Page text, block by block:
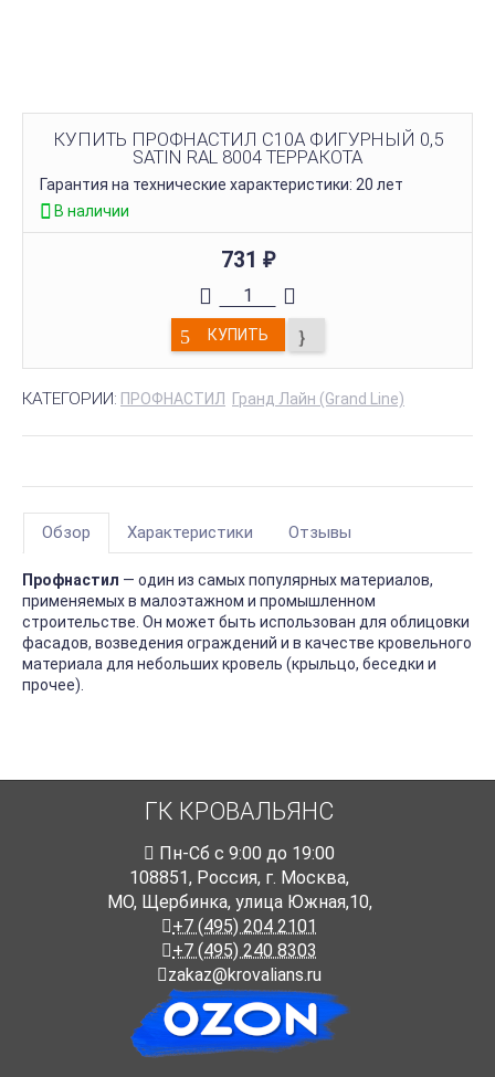
КУПИТЬ ПРОФНАСТИЛ C10A ФИГУРНЫЙ 0,5
SATIN RAL 8004 ТЕРРАКОТА
Гарантия на технические характеристики: 20 лет
В наличии
731 ₽
КУПИТЬ
КАТЕГОРИИ: ПРОФНАСТИЛ Гранд Лайн (Grand Line)
Обзор Характеристики Отзывы
Профнастил — один из самых популярных материалов,
применяемых в малоэтажном и промышленном
строительстве. Он может быть использован для облицовки
фасадов, возведения ограждений и в качестве кровельного
материала для небольших кровель (крыльцо, беседки и
прочее).
ГК КРОВАЛЬЯНС
Пн-Cб с 9:00 до 19:00
108851, Россия, г. Москва,
МО, Щербинка, улица Южная,10,
+7 (495) 204 2101
+7 (495) 240 8303
zakaz@krovalians.ru